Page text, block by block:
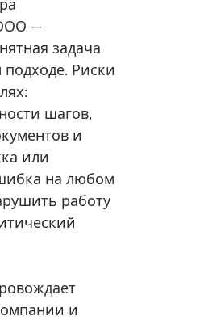
до
регистрации.
по
праву — на
—
задача
Риски
шагов,
и
или
на любом
работу
и